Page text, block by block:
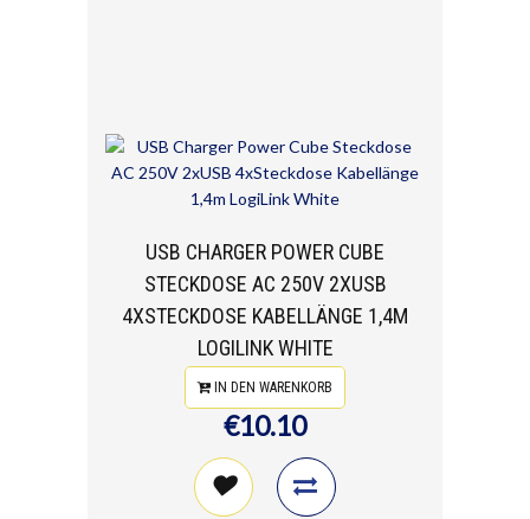
USB CHARGER POWER CUBE
STECKDOSE AC 250V 2XUSB
4XSTECKDOSE KABELLÄNGE 1,4M
LOGILINK WHITE
IN DEN WARENKORB
€10.10